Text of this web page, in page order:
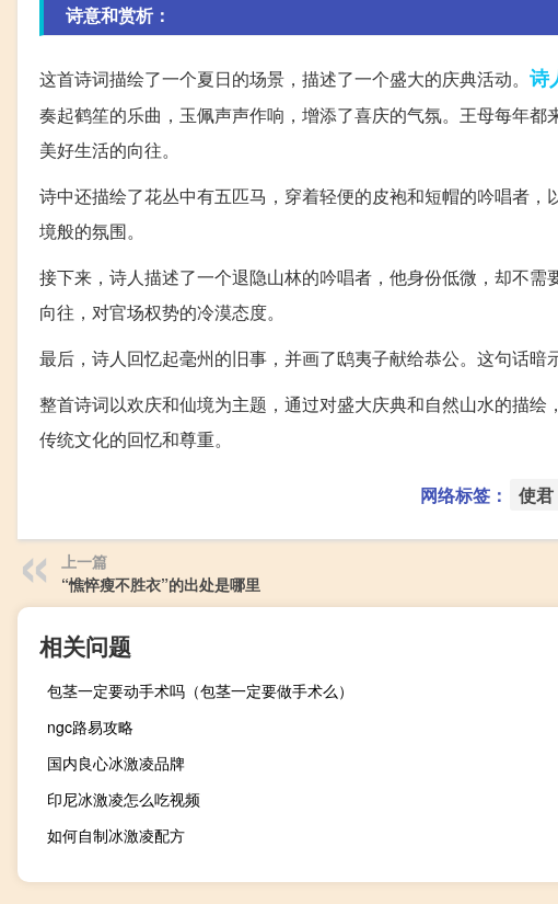
诗意和赏析：
这首诗词描绘了一个夏日的场景，描述了一个盛大的庆典活动。 诗
奏起鹤笙的乐曲，玉佩声声作响，增添了喜庆的气氛。王母每年
美好生活的向往。
诗中还描绘了花丛中有五匹马，穿着轻便的皮袍和短帽的吟唱者
境般的氛围。
接下来，诗人描述了一个退隐山林的吟唱者，他身份低微，却不
向往，对官场权势的冷漠态度。
最后，诗人回忆起毫州的旧事，并画了鸱夷子献给恭公。这句话暗
整首诗词以欢庆和仙境为主题，通过对盛大庆典和自然山水的描
传统文化的回忆和尊重。
网络标签： 使君
上一篇
“憔悴瘦不胜衣”的出处是哪里
相关问题
包茎一定要动手术吗（包茎一定要做手术么）
ngc路易攻略
国内良心冰激凌品牌
印尼冰激凌怎么吃视频
如何自制冰激凌配方